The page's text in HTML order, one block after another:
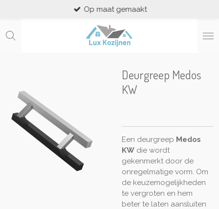
naar
Op maat gemaakt
Deurgreep Medos
KW
Een deurgreep Medos
KW die wordt
gekenmerkt door de
onregelmatige vorm. Om
de keuzemogelijkheden
te vergroten en hem
beter te laten aansluiten